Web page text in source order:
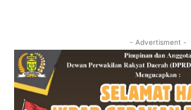
- Advertisment -